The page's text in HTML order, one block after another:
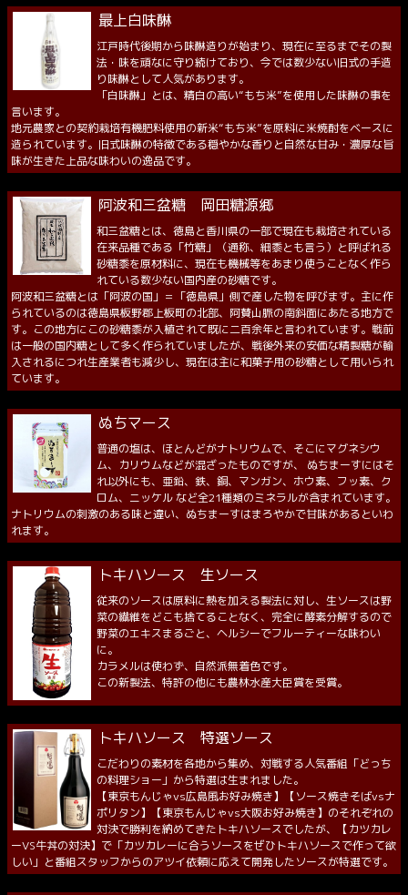
最上白味醂
江戸時代後期から味醂造りが始まり、現在に至るまでその製
法・味を頑なに守り続けており、今では数少ない旧式の手造
り味醂として人気があります。
「白味醂」とは、精白の高い“もち米”を使用した味醂の事を
言います。
地元農家との契約栽培有機肥料使用の新米“もち米”を原料に米焼酎をベースに
造られています。旧式味醂の特徴である穏やかな香りと自然な甘み・濃厚な旨
味が生きた上品な味わいの逸品です。
阿波和三盆糖 岡田糖源郷
和三盆糖とは、徳島と香川県の一部で現在も栽培されている
在来品種である「竹糖」（通称、細黍とも言う）と呼ばれる
砂糖黍を原材料に、現在も機械等をあまり使うことなく作ら
れている数少ない国内産の砂糖です。
阿波和三盆糖とは「阿波の国」＝「徳島県」側で産した物を呼びます。主に作
られているのは徳島県板野郡上板町の北部、阿賛山脈の南斜面にあたる地方で
す。この地方にこの砂糖黍が入植されて既に二百余年と言われています。戦前
は一般の国内糖として多く作られていましたが、戦後外来の安価な精製糖が輸
入されるにつれ生産業者も減少し、現在は主に和菓子用の砂糖として用いられ
ています。
ぬちマース
普通の塩は、ほとんどがナトリウムで、そこにマグネシウ
ム、カリウムなどが混ざったものですが、 ぬちまーすにはそ
れ以外にも、亜鉛、鉄、銅、マンガン、ホウ素、フッ素、ク
ロム、ニッケル など全21種類のミネラルが含まれています。
ナトリウムの刺激のある味と違い、ぬちまーすはまろやかで甘味があるといわ
れます。
トキハソース 生ソース
従来のソースは原料に熱を加える製法に対し、生ソースは野
菜の繊維をどこも捨てることなく、完全に酵素分解するので
野菜のエキスまるごと、ヘルシーでフルーティーな味わい
に。
カラメルは使わず、自然派無着色です。
この新製法、特許の他にも農林水産大臣賞を受賞。
トキハソース 特選ソース
こだわりの素材を各地から集め、対戦する人気番組「どっち
の料理ショー」から特選は生まれました。
【東京もんじゃvs広島風お好み焼き】【ソース焼きそばvsナ
ポリタン】【東京もんじゃvs大阪お好み焼き】のそれぞれの
対決で勝利を納めてきたトキハソースでしたが、【カツカレ
ーVS牛丼の対決】で「カツカレーに合うソースをぜひトキハソースで作って欲
しい」と番組スタッフからのアツイ依頼に応えて開発したソースが特選です。